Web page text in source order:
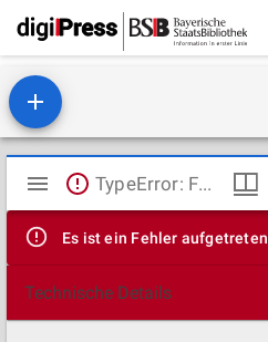
Mirador
Viewer
TypeError: Failed to fetch
Es ist ein Fehler aufgetreten
Technische Details